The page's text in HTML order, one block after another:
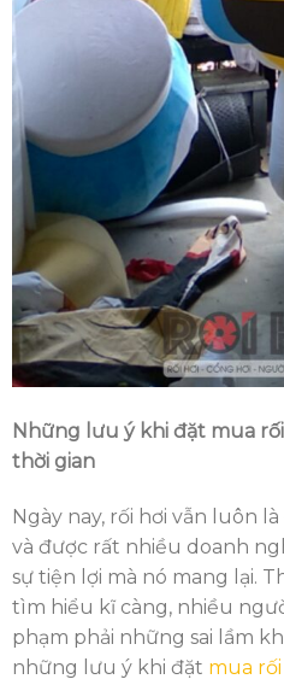
Những lưu ý khi đặt mua
thời gian
Ngày nay, rối hơi vẫn luôn
và được rất nhiều doanh
sự tiện lợi mà nó mang lại.
tìm hiểu kĩ càng, nhiều
phạm phải những sai lầm
những lưu ý khi đặt mua